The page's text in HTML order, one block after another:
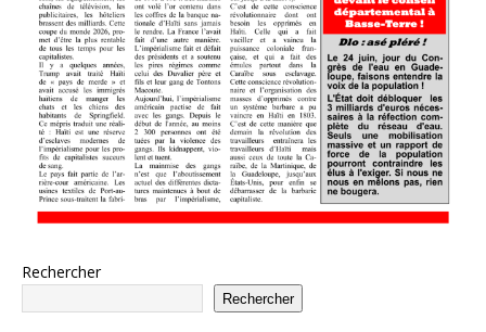
Rechercher
Rechercher